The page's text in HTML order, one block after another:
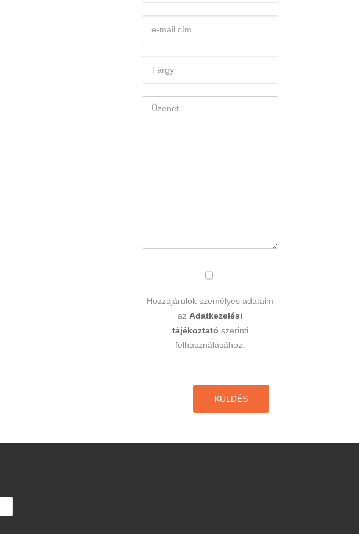
Hozzájárulok személyes adataim
az Adatkezelési
tájékoztató szerinti
felhasználásához.
KÜLDÉS